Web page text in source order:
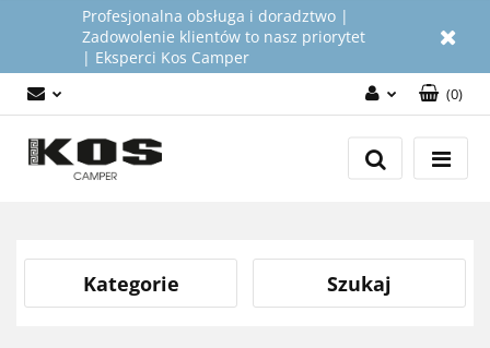
Profesjonalna obsługa i doradztwo |
Zadowolenie klientów to nasz priorytet
| Eksperci Kos Camper
Zaloguj się
Załóż konto
(0)
Kategorie Szukaj